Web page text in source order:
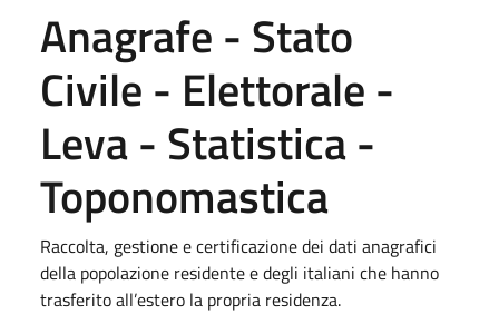
Anagrafe - Stato
Civile - Elettorale -
Leva - Statistica -
Toponomastica
Raccolta, gestione e certificazione dei dati anagrafici
della popolazione residente e degli italiani che hanno
trasferito all’estero la propria residenza.